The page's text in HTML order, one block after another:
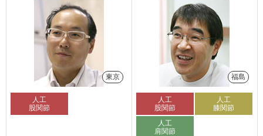
東京
人工
股関節
福島
人工
股関節
人工
膝関節
人工
肩関節